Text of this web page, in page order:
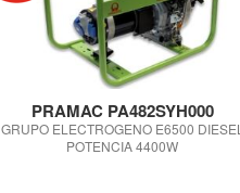
PRAMAC PA482SYH000
GRUPO ELECTROGENO E6500 DIESEL
POTENCIA 4400W